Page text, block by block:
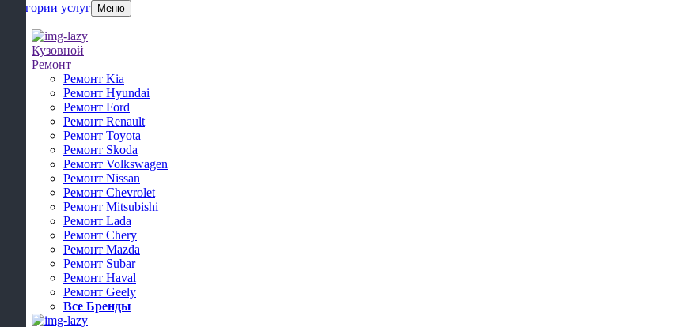
Категории услуг
Меню
Кузовной
Ремонт
Ремонт Kia
Ремонт Hyundai
Ремонт Ford
Ремонт Renault
Ремонт Toyota
Ремонт Skoda
Ремонт Volkswagen
Ремонт Nissan
Ремонт Chevrolet
Ремонт Mitsubishi
Ремонт Lada
Ремонт Chery
Ремонт Mazda
Ремонт Subar
Ремонт Haval
Ремонт Geely
Все Бренды